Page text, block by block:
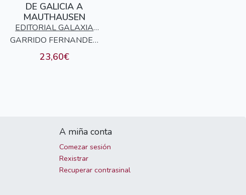
DE GALICIA A
MAUTHAUSEN
EDITORIAL GALAXIA
S.A.
GARRIDO FERNANDEZ,
ALBA
23,60€
A miña conta
Comezar sesión
Rexistrar
Recuperar contrasinal